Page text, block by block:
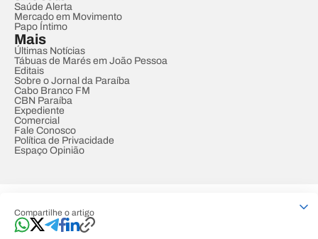
Compartilhe o artigo
Saúde Alerta
Mercado em Movimento
Papo Íntimo
Mais
Últimas Notícias
Tábuas de Marés em João Pessoa
Editais
Sobre o Jornal da Paraíba
Cabo Branco FM
CBN Paraíba
Expediente
Comercial
Fale Conosco
Política de Privacidade
Espaço Opinião
Developed by Designed by